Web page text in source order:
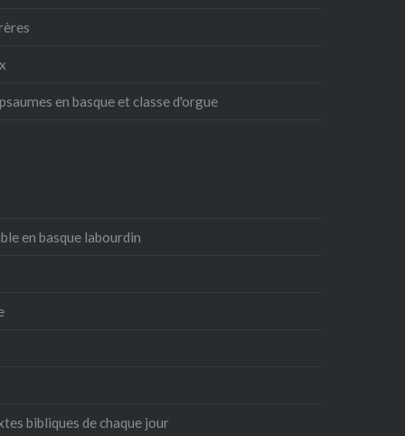
en basque et classe d'orgue
en basque labourdin
bibliques de chaque jour